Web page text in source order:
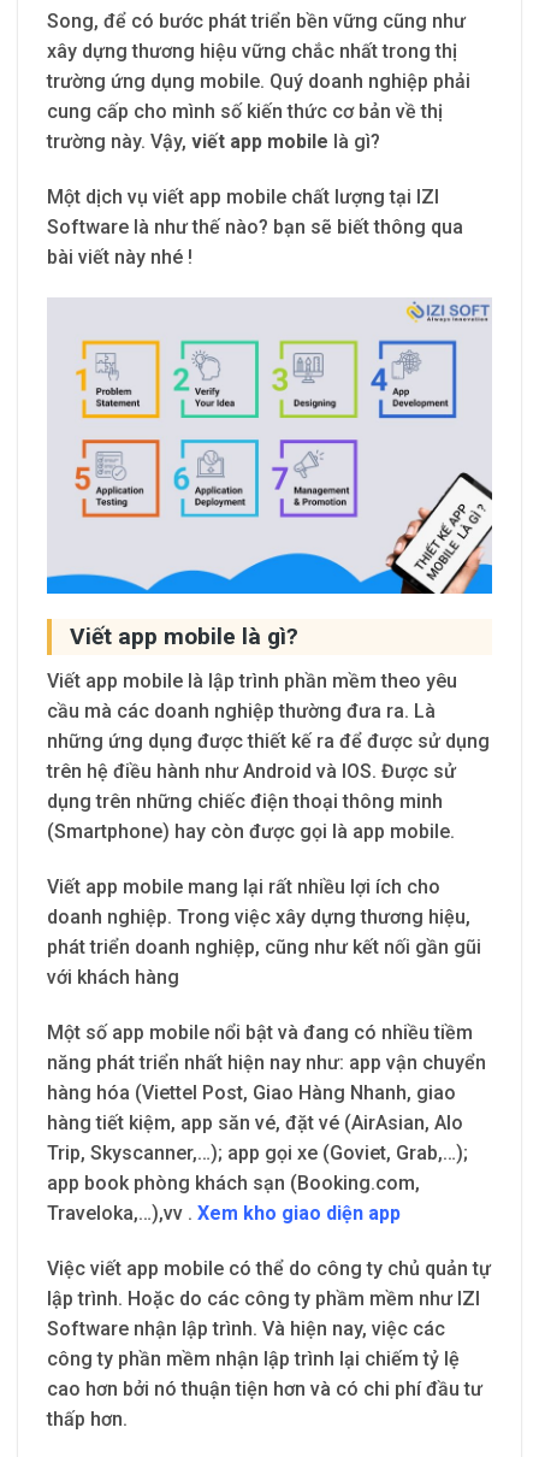
Song, để có bước phát triển bền vững cũng như
xây dựng thương hiệu vững chắc nhất trong thị
trường ứng dụng mobile. Quý doanh nghiệp phải
cung cấp cho mình số kiến thức cơ bản về thị
trường này. Vậy, viết app mobile là gì?
Một dịch vụ viết app mobile chất lượng tại IZI
Software là như thế nào? bạn sẽ biết thông qua
bài viết này nhé !
Viết app mobile là gì?
Viết app mobile là lập trình phần mềm theo yêu
cầu mà các doanh nghiệp thường đưa ra. Là
những ứng dụng được thiết kế ra để được sử dụng
trên hệ điều hành như Android và IOS. Được sử
dụng trên những chiếc điện thoại thông minh
(Smartphone) hay còn được gọi là app mobile.
Viết app mobile mang lại rất nhiều lợi ích cho
doanh nghiệp. Trong việc xây dựng thương hiệu,
phát triển doanh nghiệp, cũng như kết nối gần gũi
với khách hàng
Một số app mobile nổi bật và đang có nhiều tiềm
năng phát triển nhất hiện nay như: app vận chuyển
hàng hóa (Viettel Post, Giao Hàng Nhanh, giao
hàng tiết kiệm, app săn vé, đặt vé (AirAsian, Alo
Trip, Skyscanner,…); app gọi xe (Goviet, Grab,…);
app book phòng khách sạn (Booking.com,
Traveloka,…),vv . Xem kho giao diện app
Việc viết app mobile có thể do công ty chủ quản tự
lập trình. Hoặc do các công ty phầm mềm như IZI
Software nhận lập trình. Và hiện nay, việc các
công ty phần mềm nhận lập trình lại chiếm tỷ lệ
cao hơn bởi nó thuận tiện hơn và có chi phí đầu tư
thấp hơn.